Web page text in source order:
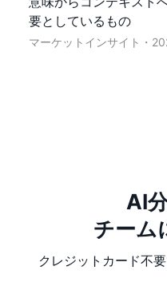
要としているもの
マーケットインサイト
AI
チーム
クレジットカード不